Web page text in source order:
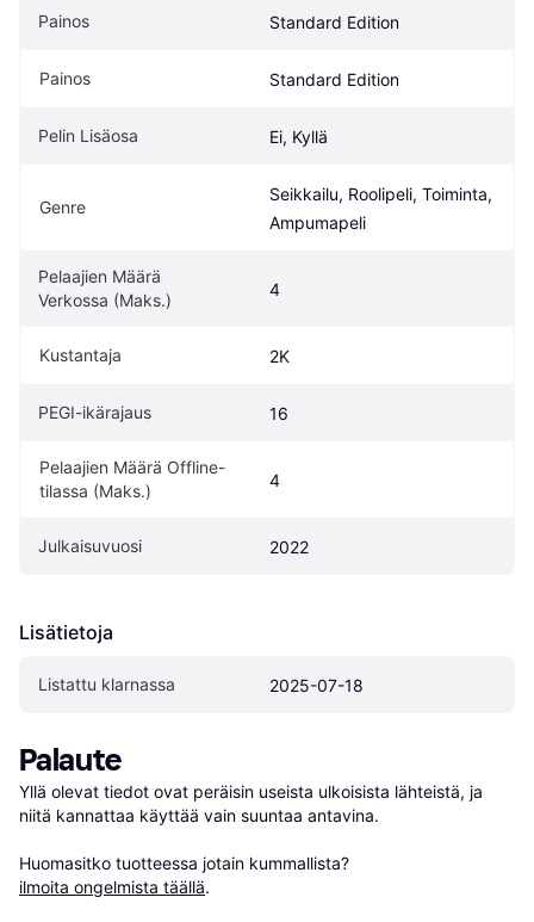
Painos Standard Edition
Painos Standard Edition
Pelin Lisäosa Ei, Kyllä
Genre
Seikkailu, Roolipeli, Toiminta,
Ampumapeli
Pelaajien Määrä
Verkossa (Maks.)
4
Kustantaja 2K
PEGI-ikärajaus 16
Pelaajien Määrä Offline-
tilassa (Maks.)
4
Julkaisuvuosi 2022
Lisätietoja
Listattu klarnassa 2025-07-18
Palaute
Yllä olevat tiedot ovat peräisin useista ulkoisista lähteistä, ja
niitä kannattaa käyttää vain suuntaa antavina.
Huomasitko tuotteessa jotain kummallista?
ilmoita ongelmista täällä.